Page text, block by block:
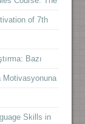
of 7th
Bazı
Motivasyonuna
Skills in